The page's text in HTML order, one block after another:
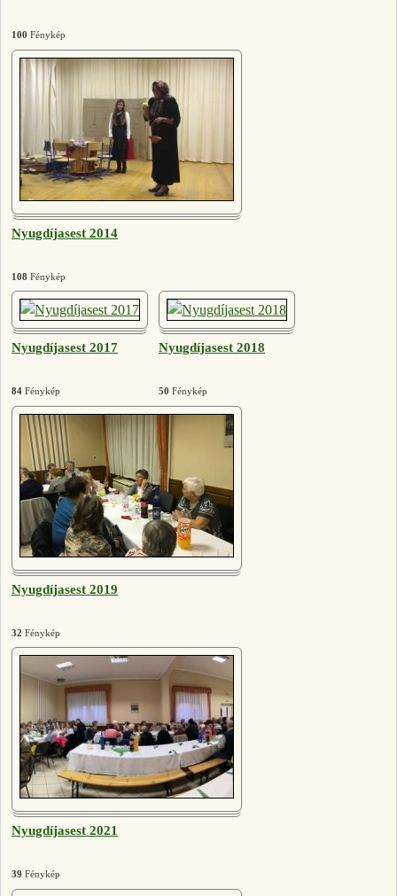
100 Fénykép
Nyugdíjasest 2014
108 Fénykép
Nyugdíjasest 2017
84 Fénykép
Nyugdíjasest 2018
50 Fénykép
Nyugdíjasest 2019
32 Fénykép
Nyugdíjasest 2021
39 Fénykép